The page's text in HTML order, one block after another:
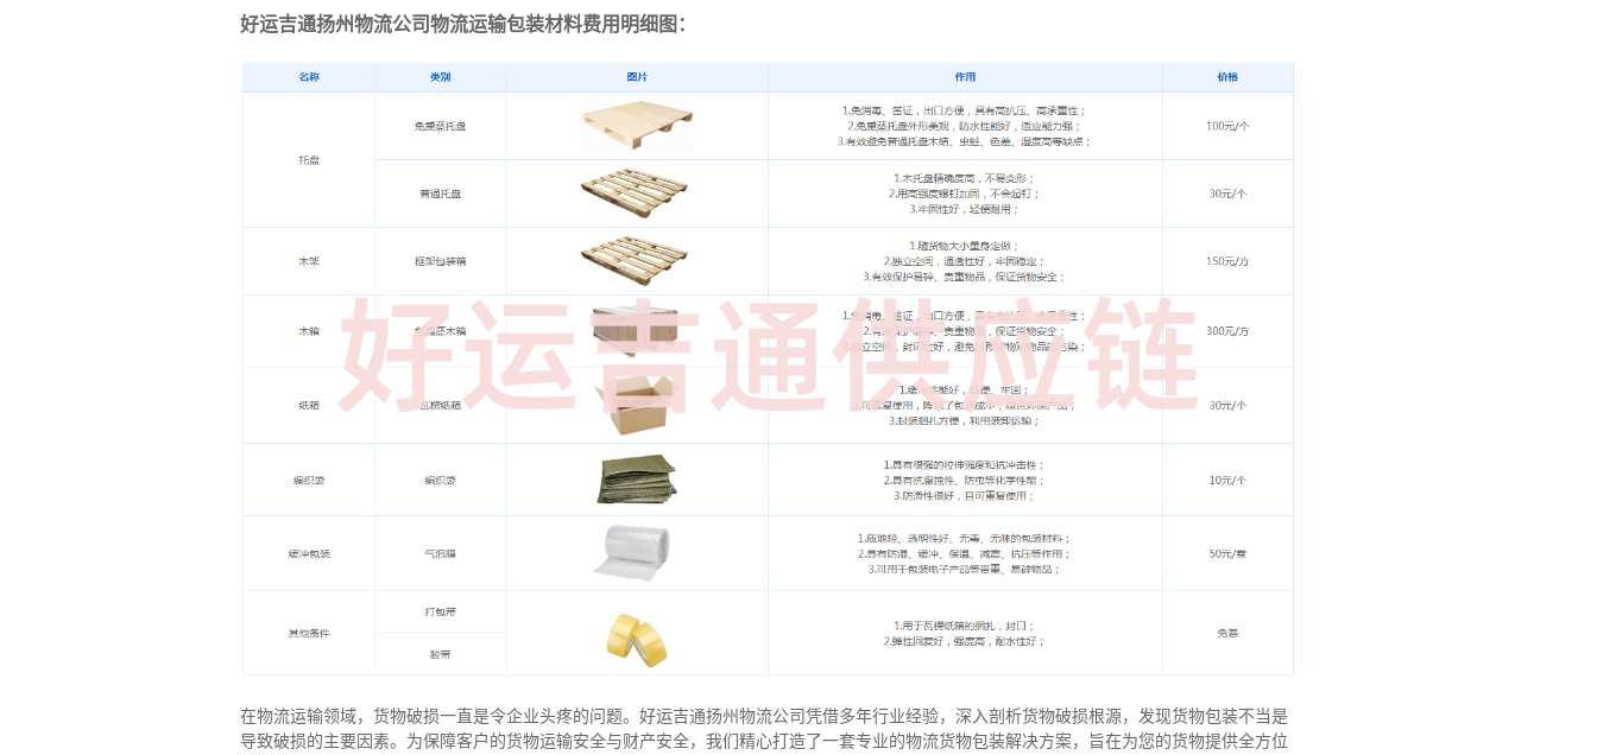
好运吉通扬州物流公司物流运输包装材料费用明细图：
在物流运输领域，货物破损一直是令企业头疼的问题。好运吉通扬州物流公司凭借多年行业经验，深入剖析货物破损根源，发现货物包装不当是
导致破损的主要因素。为保障客户的货物运输安全与财产安全，我们精心打造了一套专业的物流货物包装解决方案，旨在为您的货物提供全方位